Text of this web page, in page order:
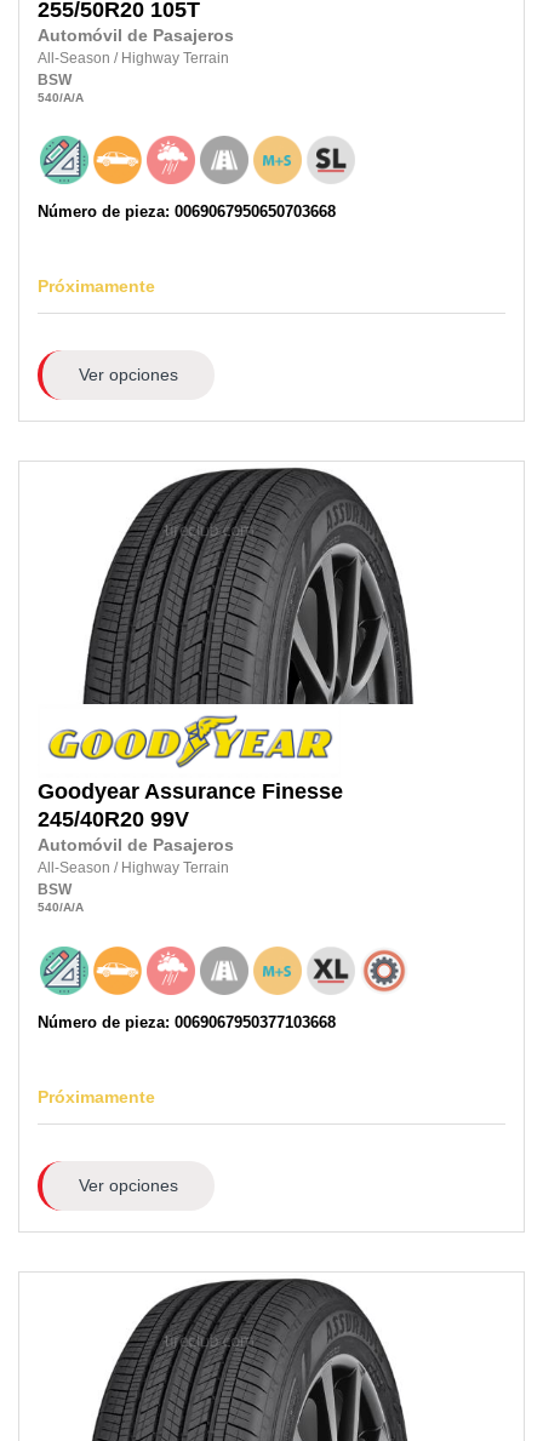
255/50R20 105T
Automóvil de Pasajeros
All-Season / Highway Terrain
BSW
540/A/A
Número de pieza: 0069067950650703668
Próximamente
Ver opciones
Goodyear Assurance Finesse
245/40R20 99V
Automóvil de Pasajeros
All-Season / Highway Terrain
BSW
540/A/A
Número de pieza: 0069067950377103668
Próximamente
Ver opciones